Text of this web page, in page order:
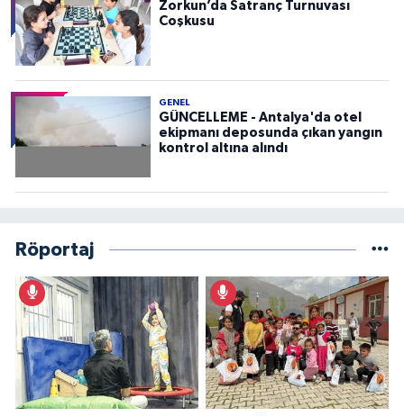
Zorkun’da Satranç Turnuvası
Coşkusu
GENEL
GÜNCELLEME - Antalya'da otel
ekipmanı deposunda çıkan yangın
kontrol altına alındı
Röportaj